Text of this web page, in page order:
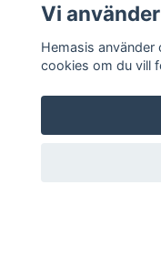
Kontakta oss
Vi
Hemasis använder
cookies om du vill